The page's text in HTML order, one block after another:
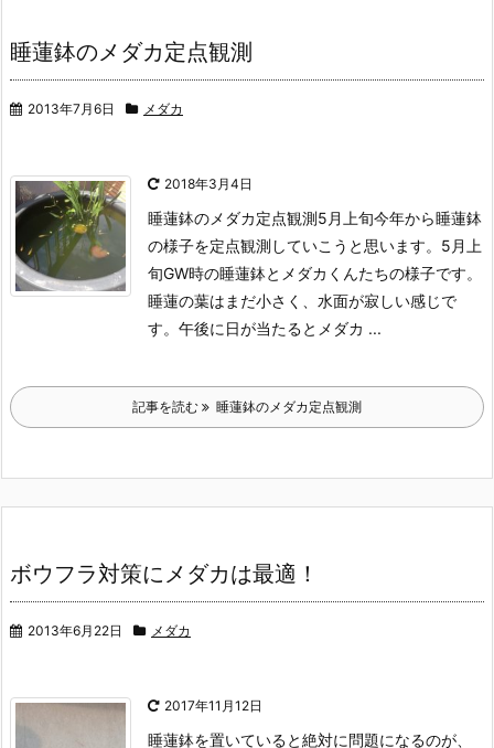
睡蓮鉢のメダカ定点観測
2013年7月6日 メダカ
2018年3月4日
睡蓮鉢のメダカ定点観測5月上旬今年から睡蓮鉢
の様子を定点観測していこうと思います。 5月上
旬GW時の睡蓮鉢とメダカくんたちの様子です。
睡蓮の葉はまだ小さく、水面が寂しい感じで
す。 午後に日が当たるとメダカ ...
記事を読む 睡蓮鉢のメダカ定点観測
ボウフラ対策にメダカは最適！
2013年6月22日 メダカ
2017年11月12日
睡蓮鉢を置いていると絶対に問題になるのが、